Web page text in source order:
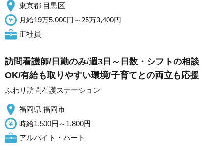
東京都 目黒区
月給19万5,000円～25万3,400円
正社員
訪問看護師/日勤のみ/週3日～日数・シフトの相談
OK/有給も取りやすい環境/子育てとの両立も応援
ふわり訪問看護ステーション
福岡県 福岡市
時給1,500円～1,800円
アルバイト・パート